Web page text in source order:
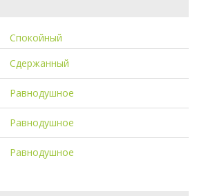
Спокойный
Сдержанный
Равнодушное
Равнодушное
Равнодушное